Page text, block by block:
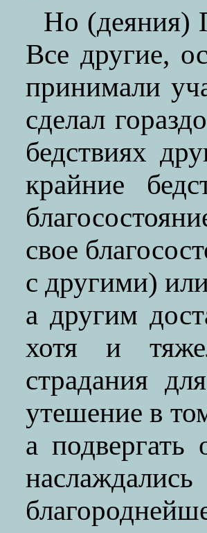
Но (деяния)
Все другие,
принимали
сделал
бедствиях
крайние
свое
с другими)
а другим
хотя и
страдания
утешение в
а подвергать